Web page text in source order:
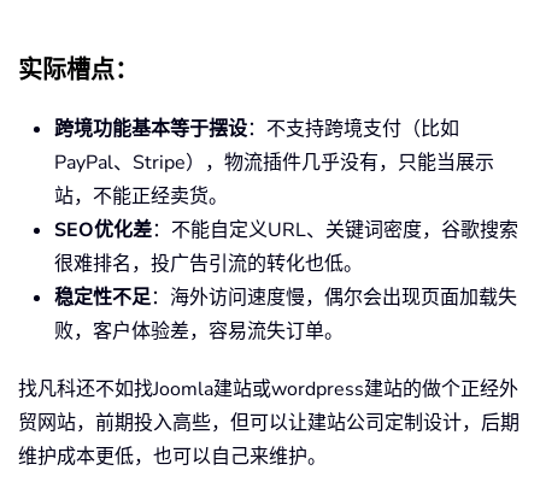
实际槽点：
跨境功能基本等于摆设：不支持跨境支付（比如
PayPal、Stripe），物流插件几乎没有，只能当展示
站，不能正经卖货。
SEO优化差：不能自定义URL、关键词密度，谷歌搜索
很难排名，投广告引流的转化也低。
稳定性不足：海外访问速度慢，偶尔会出现页面加载失
败，客户体验差，容易流失订单。
找凡科还不如找Joomla建站或wordpress建站的做个正经外
贸网站，前期投入高些，但可以让建站公司定制设计，后期
维护成本更低，也可以自己来维护。